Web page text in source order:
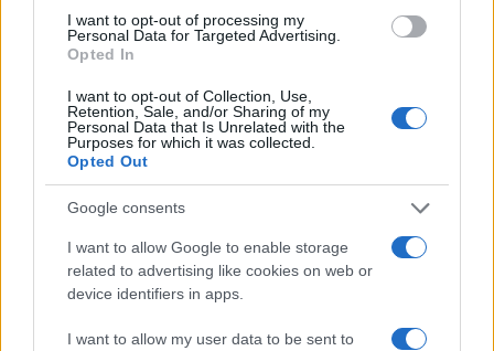
I want to opt-out of processing my
Personal Data for Targeted Advertising.
Opted In
I want to opt-out of Collection, Use,
Retention, Sale, and/or Sharing of my
Personal Data that Is Unrelated with the
Purposes for which it was collected.
Opted Out
Google consents
I want to allow Google to enable storage
related to advertising like cookies on web or
device identifiers in apps.
I want to allow my user data to be sent to